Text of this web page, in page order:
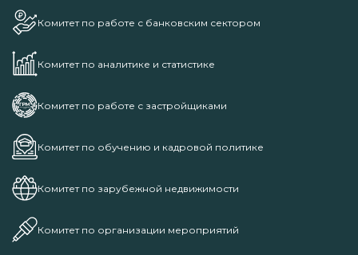
Комитет по работе с банковским сектором
Комитет по аналитике и статистике
Комитет по работе с застройщиками
Комитет по обучению и кадровой политике
Комитет по зарубежной недвижимости
Комитет по организации мероприятий